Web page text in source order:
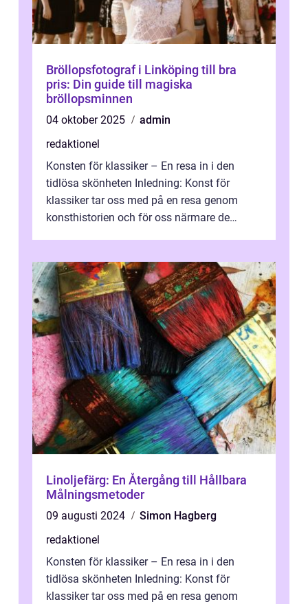
Bröllopsfotograf i Linköping till bra
pris: Din guide till magiska
bröllopsminnen
04 oktober 2025
admin
redaktionel
Konsten för klassiker – En resa in i den
tidlösa skönheten Inledning: Konst för
klassiker tar oss med på en resa genom
konsthistorien och för oss närmare de
Linoljefärg: En Återgång till Hållbara
Målningsmetoder
09 augusti 2024
Simon Hagberg
redaktionel
Konsten för klassiker – En resa in i den
tidlösa skönheten Inledning: Konst för
klassiker tar oss med på en resa genom